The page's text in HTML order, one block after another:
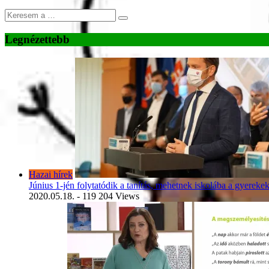
Legnézettebb
Hazai hírek
Június 1-jén folytatódik a tanítás, mehetnek iskolába a gyerekek
2020.05.18. - 119 204 Views